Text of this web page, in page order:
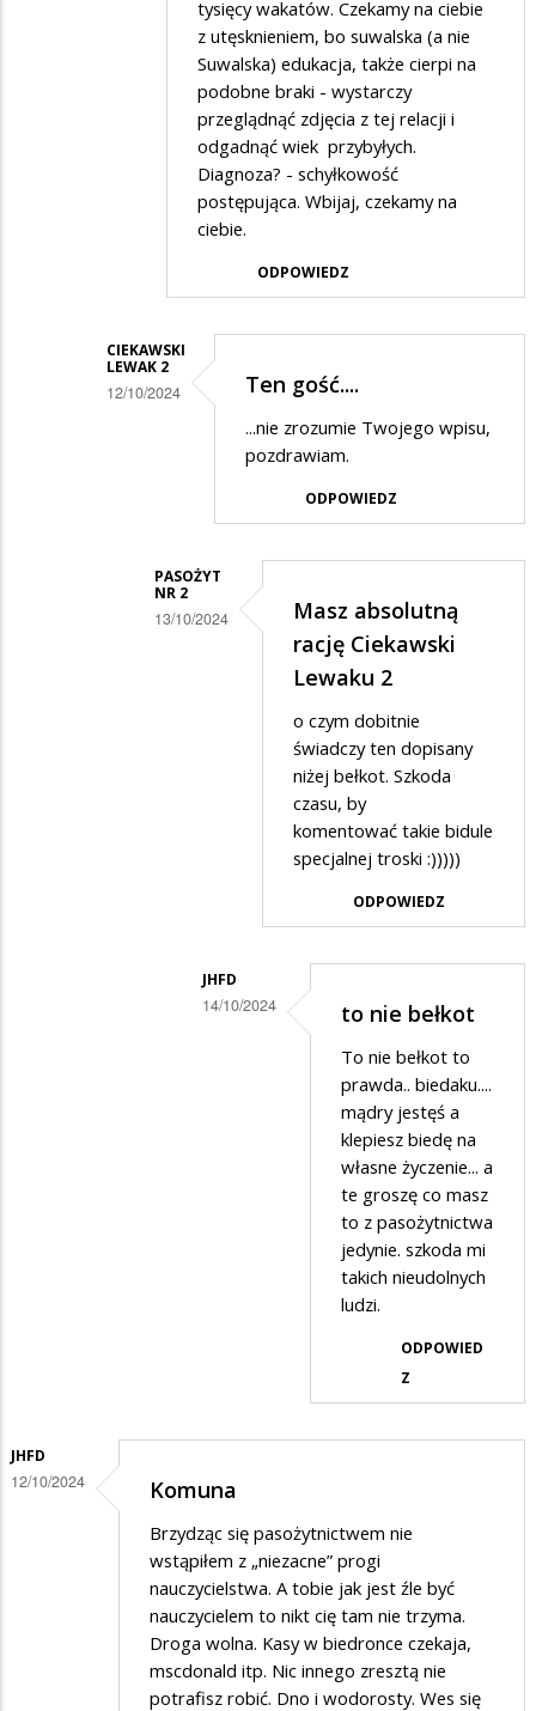
tysięcy wakatów. Czekamy na ciebie
z utęsknieniem, bo suwalska (a nie
Suwalska) edukacja, także cierpi na
podobne braki - wystarczy
przeglądnąć zdjęcia z tej relacji i
odgadnąć wiek przybyłych.
Diagnoza? - schyłkowość
postępująca. Wbijaj, czekamy na
ciebie.
ODPOWIEDZ
CIEKAWSKI
LEWAK 2
12/10/2024
MIŚCIE
uczniowi/uczennicy!
Ten gość....
...nie zrozumie Twojego wpisu,
pozdrawiam.
ODPOWIEDZ
PASOŻYT
NR 2
13/10/2024
Masz absolutną
rację Ciekawski
Lewaku 2
o czym dobitnie
świadczy ten dopisany
niżej bełkot. Szkoda
czasu, by
komentować takie bidule
specjalnej troski :)))))
ODPOWIEDZ
JHFD
14/10/2024
2
to nie bełkot
To nie bełkot to
prawda.. biedaku....
mądry jestęś a
klepiesz biedę na
własne życzenie... a
te groszę co masz
to z pasożytnictwa
jedynie. szkoda mi
takich nieudolnych
ludzi.
ODPOWIED
Z
JHFD
12/10/2024 Komuna
Brzydząc się pasożytnictwem nie
wstąpiłem z „niezacne” progi
nauczycielstwa. A tobie jak jest źle być
nauczycielem to nikt cię tam nie trzyma.
Droga wolna. Kasy w biedronce czekaja,
mscdonald itp. Nic innego zresztą nie
potrafisz robić. Dno i wodorosty. Wes się